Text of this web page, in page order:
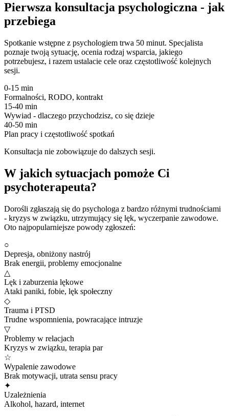
Pierwsza konsultacja psychologiczna - jak
przebiega
Spotkanie wstępne z psychologiem trwa 50 minut. Specjalista
poznaje twoją sytuację, ocenia rodzaj wsparcia, jakiego
potrzebujesz, i razem ustalacie cele oraz częstotliwość kolejnych
sesji.
0-15 min
Formalności, RODO, kontrakt
15-40 min
Wywiad - dlaczego przychodzisz, co się dzieje
40-50 min
Plan pracy i częstotliwość spotkań
Konsultacja nie zobowiązuje do dalszych sesji.
W jakich sytuacjach pomoże Ci
psychoterapeuta?
Dorośli zgłaszają się do psychologa z bardzo różnymi trudnościami
- kryzys w związku, utrzymujący się lęk, wyczerpanie zawodowe.
Oto najpopularniejsze powody zgłoszeń:
○
Depresja, obniżony nastrój
Brak energii, problemy emocjonalne
△
Lęk i zaburzenia lękowe
Ataki paniki, fobie, lęk społeczny
◇
Trauma i PTSD
Trudne wspomnienia, powracające intruzje
▽
Problemy w relacjach
Kryzys w związku, terapia par
☆
Wypalenie zawodowe
Brak motywacji, utrata sensu pracy
✦
Uzależnienia
Alkohol, hazard, internet